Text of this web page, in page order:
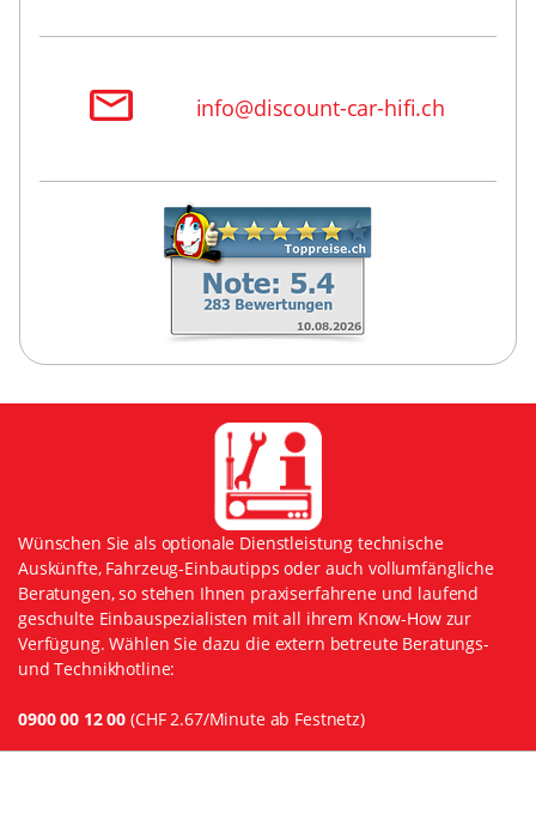
info@discount-car-hifi.ch
Wünschen Sie als optionale Dienstleistung technische
Auskünfte, Fahrzeug-Einbautipps oder auch vollumfängliche
Beratungen, so stehen Ihnen praxiserfahrene und laufend
geschulte Einbauspezialisten mit all ihrem Know-How zur
Verfügung. Wählen Sie dazu die extern betreute Beratungs-
und Technikhotline:
0900 00 12 00 (CHF 2.67/Minute ab Festnetz)